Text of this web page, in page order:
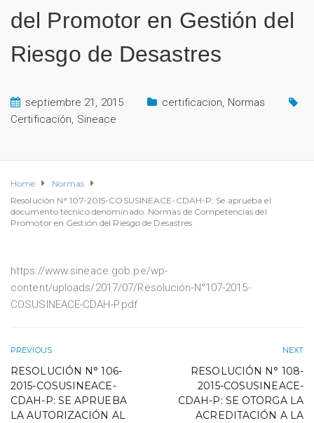
del Promotor en Gestión del
Riesgo de Desastres
septiembre 21, 2015 certificacion, Normas
Certificación, Sineace
Home
Normas
Resolución N° 107-2015-COSUSINEACE-CDAH-P: Se aprueba el
documento técnico denominado: Normas de Competencias del
Promotor en Gestión del Riesgo de Desastres
https://www.sineace.gob.pe/wp-
content/uploads/2017/07/Resolución-N°107-2015-
COSUSINEACE-CDAH-P.pdf
PREVIOUS
RESOLUCIÓN N° 106-
2015-COSUSINEACE-
CDAH-P: SE APRUEBA
LA AUTORIZACIÓN AL
NEXT
RESOLUCIÓN N° 108-
2015-COSUSINEACE-
CDAH-P: SE OTORGA LA
ACREDITACIÓN A LA